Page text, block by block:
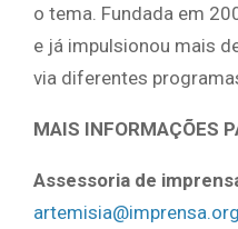
o tema. Fundada em
e já impulsionou mais
via diferentes
MAIS INFORMAÇÕES
Assessoria de